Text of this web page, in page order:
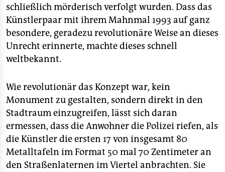
schließlich mörderisch verfolgt wurden. Dass das
Künstlerpaar mit ihrem Mahnmal 1993 auf ganz
besondere, geradezu revolutionäre Weise an dieses
Unrecht erinnerte, machte dieses schnell
weltbekannt.
Wie revolutionär das Konzept war, kein
Monument zu gestalten, sondern direkt in den
Stadtraum einzugreifen, lässt sich daran
ermessen, dass die Anwohner die Polizei riefen, als
die Künstler die ersten 17 von insgesamt 80
Metalltafeln im Format 50 mal 70 Zentimeter an
den Straßenlaternen im Viertel anbrachten. Sie